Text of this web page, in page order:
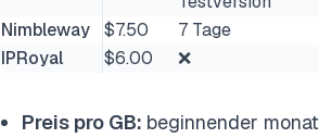
Nimbleway
$7.50 7 Tage
IPRoyal
$6.00 ❌
Preis pro GB: beginnender